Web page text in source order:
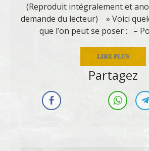
(Reproduit intégralement et
demande du lecteur) » Voici
que l’on peut se poser : –
LIRE PLUS
Partagez